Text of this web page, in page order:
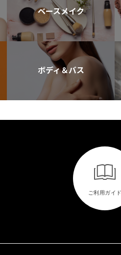
ベースメイク
ボディ＆バス